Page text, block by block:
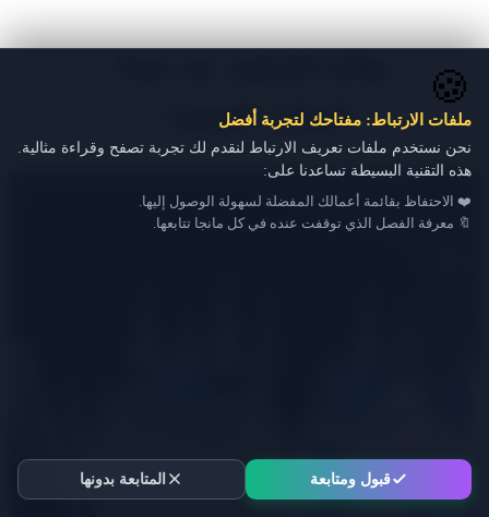
🍪
ملفات الارتباط: مفتاحك لتجربة أفضل
نحن نستخدم ملفات تعريف الارتباط لنقدم لك تجربة تصفح وقراءة مثالية.
هذه التقنية البسيطة تساعدنا على:
❤️ الاحتفاظ بقائمة أعمالك المفضلة لسهولة الوصول إليها.
🔖 معرفة الفصل الذي توقفت عنده في كل مانجا تتابعها.
قبول ومتابعة المتابعة بدونها